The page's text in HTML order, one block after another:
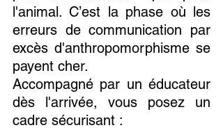
l'animal. C’est la phase où les
erreurs de communication par
excès d'anthropomorphisme se
payent cher.
Accompagné par un éducateur
dès l'arrivée, vous posez un
cadre sécurisant :